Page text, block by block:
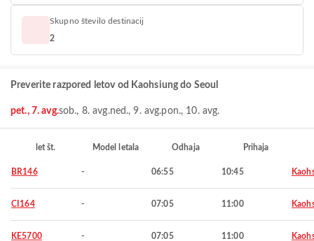
Skupno število destinacij
2
Preverite razpored letov od Kaohsiung do Seoul
pet., 7. avg.sob., 8. avg.ned., 9. avg.pon., 10. avg.
let št. Model letala Odhaja Prihaja
BR146 - 06:55 10:45
CI164 - 07:05 11:00
KE5700 - 07:05 11:00